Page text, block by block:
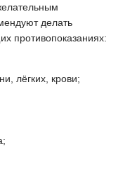
делать
противопоказаниях:
лёгких, крови;